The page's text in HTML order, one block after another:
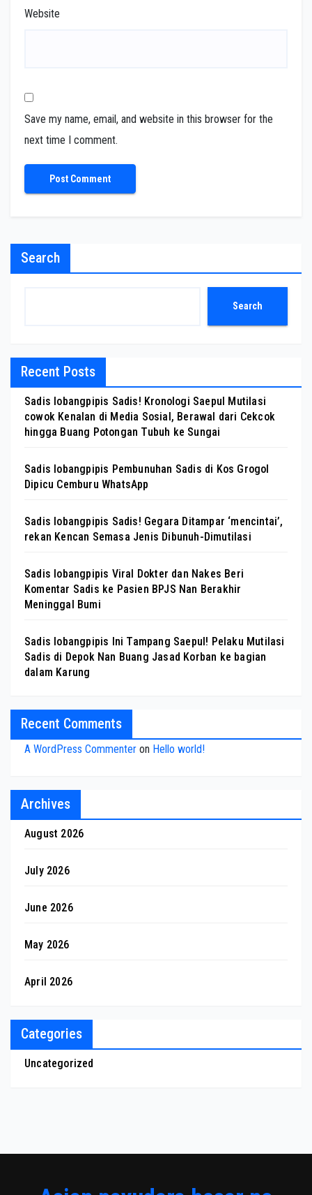
Website
Save my name, email, and website in this browser for the
next time I comment.
Search
Search
Recent Posts
Sadis lobangpipis Sadis! Kronologi Saepul Mutilasi
cowok Kenalan di Media Sosial, Berawal dari Cekcok
hingga Buang Potongan Tubuh ke Sungai
Sadis lobangpipis Pembunuhan Sadis di Kos Grogol
Dipicu Cemburu WhatsApp
Sadis lobangpipis Sadis! Gegara Ditampar ‘mencintai’,
rekan Kencan Semasa Jenis Dibunuh-Dimutilasi
Sadis lobangpipis Viral Dokter dan Nakes Beri
Komentar Sadis ke Pasien BPJS Nan Berakhir
Meninggal Bumi
Sadis lobangpipis Ini Tampang Saepul! Pelaku Mutilasi
Sadis di Depok Nan Buang Jasad Korban ke bagian
dalam Karung
Recent Comments
A WordPress Commenter on Hello world!
Archives
August 2026
July 2026
June 2026
May 2026
April 2026
Categories
Uncategorized